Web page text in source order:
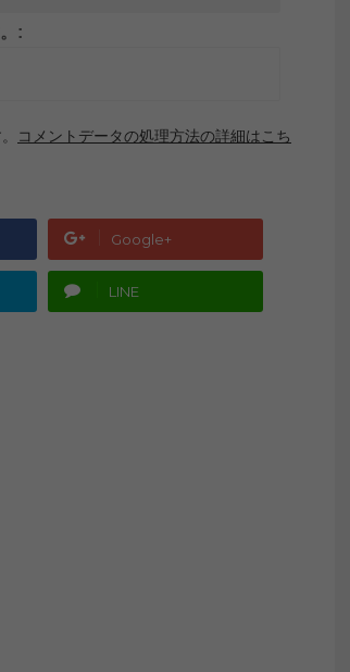
:
コメントデータの処理方法の詳細はこち
Google+
LINE